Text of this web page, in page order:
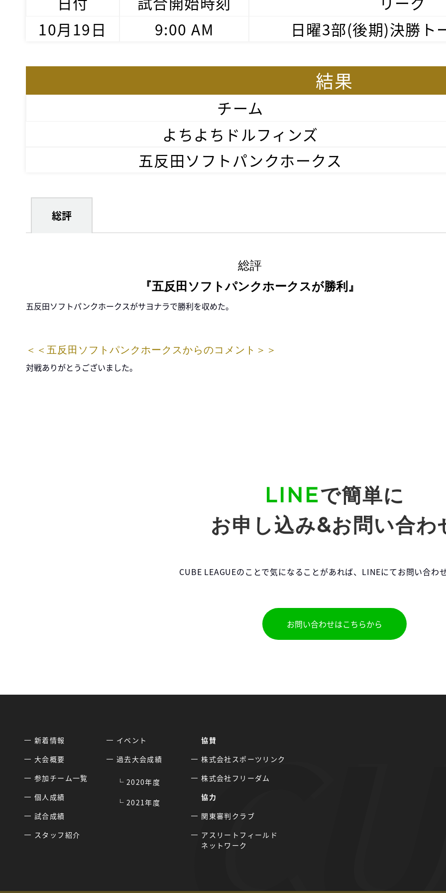
10月19日
9:00 AM 日曜3部(後期)決勝ト
結果
チーム
よちよちドルフィンズ
五反田ソフトパンクホークス
総評
総評
『五反田ソフトパンクホークスが勝利』
五反田ソフトパンクホークスがサヨナラで勝利を収めた。
＜＜五反田ソフトパンクホークスからのコメント＞＞
対戦ありがとうございました。
LINEで簡単に
お申し込み&お問い合わ
CUBE LEAGUEのことで気になることがあれば、LINEにてお問い合わ
お問い合わせはこちらから
新着情報
大会概要
参加チーム一覧
個人成績
試合成績
スタッフ紹介
イベント
過去大会成績
2020年度
2021年度
協賛
株式会社スポーツリンク
株式会社フリーダム
協力
関東審判クラブ
アスリートフィールド
ネットワーク